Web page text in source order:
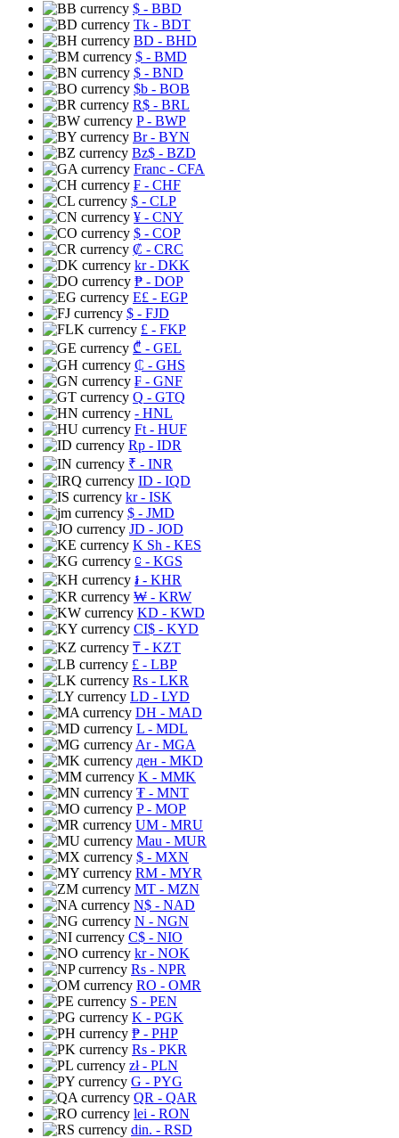
$ - BBD
Tk - BDT
BD - BHD
$ - BMD
$ - BND
$b - BOB
R$ - BRL
P- BWP
Br- BYN
Bz$ - BZD
Franc - CFA
₣ - CHF
$ - CLP
¥ - CNY
$ - COP
₡ - CRC
kr- DKK
₱ - DOP
E£ - EGP
$ - FJD
£ - FKP
₾ - GEL
₵ - GHS
₣ - GNF
Q - GTQ
- HNL
Ft - HUF
Rp - IDR
₹ - INR
ID - IQD
kr- ISK
$ - JMD
JD - JOD
K Sh - KES
⃀ - KGS
៛ - KHR
₩ - KRW
KD - KWD
CI$ - KYD
₸ - KZT
£ - LBP
Rs - LKR
LD - LYD
DH - MAD
L - MDL
Ar- MGA
ден - MKD
K - MMK
₮ - MNT
P- MOP
UM - MRU
Mau - MUR
$ - MXN
RM - MYR
MT - MZN
N$ - NAD
N - NGN
C$ - NIO
kr- NOK
Rs - NPR
RO - OMR
S - PEN
K - PGK
₱ - PHP
Rs - PKR
zł- PLN
G - PYG
QR - QAR
lei - RON
din. - RSD